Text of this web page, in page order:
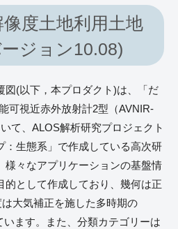
度土地利用土地
ジョン10.08)
図(以下，本プロダクト)は、「だ
可視近赤外放射計2型（AVNIR-
て、ALOS解析研究プロジェクト
：生態系」で作成している高次研
様々なアプリケーションの基盤情
的として作成しており、幾何は正
大気補正を施した多時期の
ます。また、分類カテゴリーは